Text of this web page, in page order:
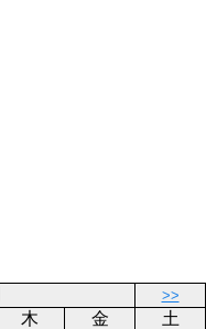
>>
木 金
土